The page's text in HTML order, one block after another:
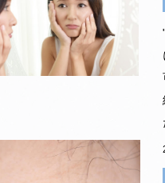
お知らせ
状況に関して
療の透明化や患者様への
担医療の受給者で医療費
は、使用された薬剤の名